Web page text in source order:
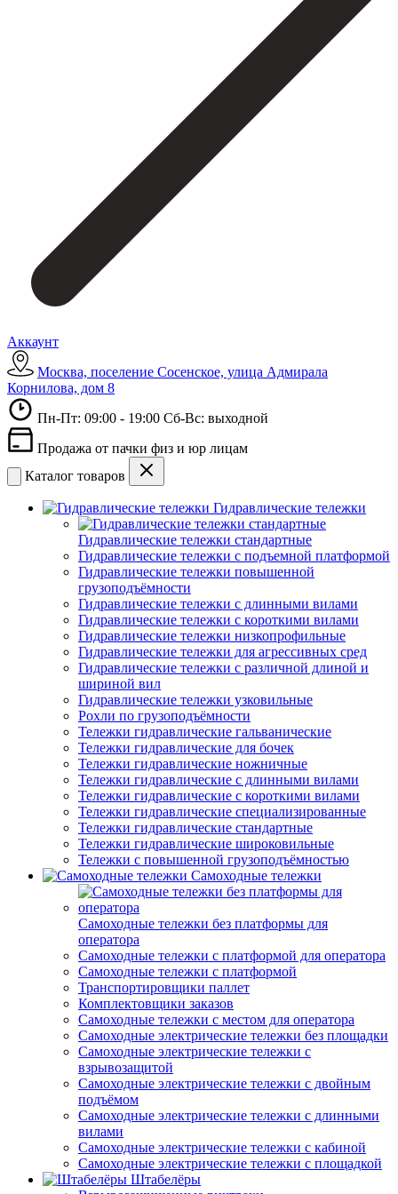
Аккаунт
Москва, поселение Сосенское, улица Адмирала
Корнилова, дом 8
Пн-Пт: 09:00 - 19:00 Сб-Вс: выходной
Продажа от пачки физ и юр лицам
Каталог товаров
Гидравлические тележки
Гидравлические тележки стандартные
Гидравлические тележки с подъемной платформой
Гидравлические тележки повышенной
грузоподъёмности
Гидравлические тележки с длинными вилами
Гидравлические тележки с короткими вилами
Гидравлические тележки низкопрофильные
Гидравлические тележки для агрессивных сред
Гидравлические тележки с различной длиной и
шириной вил
Гидравлические тележки узковильные
Рохли по грузоподъёмности
Тележки гидравлические гальванические
Тележки гидравлические для бочек
Тележки гидравлические ножничные
Тележки гидравлические с длинными вилами
Тележки гидравлические с короткими вилами
Тележки гидравлические специализированные
Тележки гидравлические стандартные
Тележки гидравлические широковильные
Тележки с повышенной грузоподъёмностью
Самоходные тележки
Самоходные тележки без платформы для
оператора
Самоходные тележки с платформой для оператора
Самоходные тележки с платформой
Транспортировщики паллет
Комплектовщики заказов
Самоходные тележки с местом для оператора
Самоходные электрические тележки без площадки
Самоходные электрические тележки с
взрывозащитой
Самоходные электрические тележки с двойным
подъёмом
Самоходные электрические тележки с длинными
вилами
Самоходные электрические тележки с кабиной
Самоходные электрические тележки с площадкой
Штабелёры